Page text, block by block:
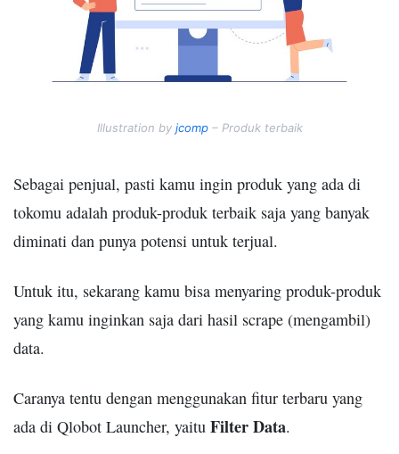
Illustration by jcomp– Produk terbaik
Sebagai penjual, pasti kamu ingin produk yang ada di
tokomu adalah produk-produk terbaik saja yang banyak
diminati dan punya potensi untuk terjual.
Untuk itu, sekarang kamu bisa menyaring produk-produk
yang kamu inginkan saja dari hasil scrape (mengambil)
data.
Caranya tentu dengan menggunakan fitur terbaru yang
ada di Qlobot Launcher, yaitu Filter Data.